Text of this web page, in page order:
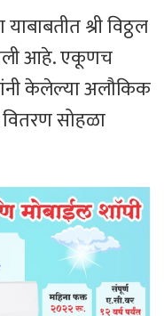
श्री विठ्ठल
आहे. एकूणच
केलेल्या अलौकिक
वितरण सोहळा